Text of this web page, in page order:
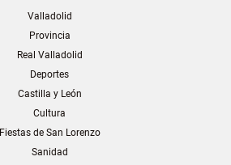
Valladolid
Provincia
Real Valladolid
Deportes
Castilla y León
Cultura
Fiestas de San Lorenzo
Sanidad